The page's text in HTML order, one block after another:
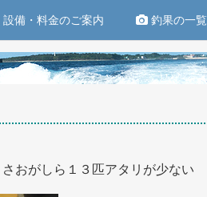
設備・料金のご案内 釣果の一覧
おがしら１３匹アタリが少ない